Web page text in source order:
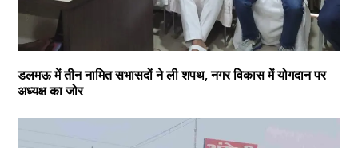
डलमऊ में तीन नामित सभासदों ने ली शपथ, नगर विकास में योगदान पर
अध्यक्ष का जोर